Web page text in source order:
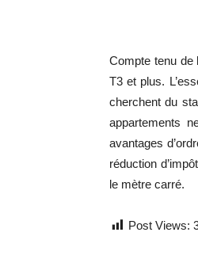
Compte tenu de
T3 et plus.
cherchent du
appartements
avantages
réduction
le mètre carré.
Post Views: